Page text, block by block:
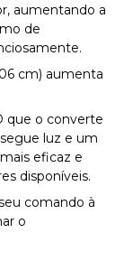
aumentando a
de
cm) aumenta
que o converte
luz e um
eficaz e
disponíveis.
comando à
o